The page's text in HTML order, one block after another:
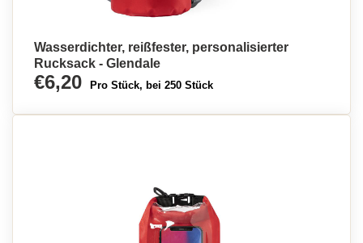
Wasserdichter, reißfester, personalisierter
Rucksack - Glendale
€6,20 Pro Stück, bei 250 Stück